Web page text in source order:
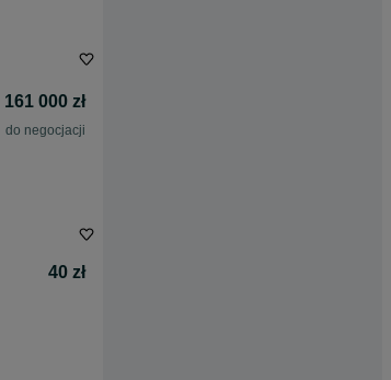
161 000 zł
do negocjacji
40 zł